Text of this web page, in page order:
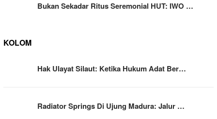
Bukan Sekadar Ritus Seremonial HUT: IWO …
KOLOM
Hak Ulayat Silaut: Ketika Hukum Adat Ber…
Radiator Springs Di Ujung Madura: Jalur …